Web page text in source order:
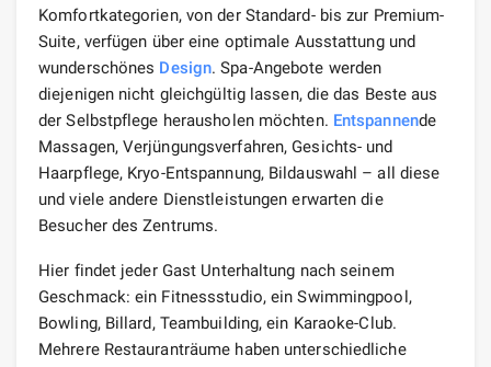
Komfortkategorien, von der Standard- bis zur Premium-
Suite, verfügen über eine optimale Ausstattung und
wunderschönes Design. Spa-Angebote werden
diejenigen nicht gleichgültig lassen, die das Beste aus
der Selbstpflege herausholen möchten. Entspannende
Massagen, Verjüngungsverfahren, Gesichts- und
Haarpflege, Kryo-Entspannung, Bildauswahl – all diese
und viele andere Dienstleistungen erwarten die
Besucher des Zentrums.
Hier findet jeder Gast Unterhaltung nach seinem
Geschmack: ein Fitnessstudio, ein Swimmingpool,
Bowling, Billard, Teambuilding, ein Karaoke-Club.
Mehrere Restauranträume haben unterschiedliche